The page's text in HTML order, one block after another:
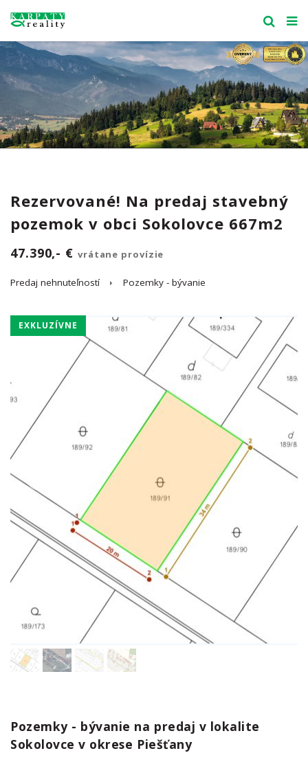
Rezervované! Na predaj stavebný
pozemok v obci Sokolovce 667m2
47.390,- € vrátane provízie
Predaj nehnuteľností Pozemky - bývanie
EXKLUZÍVNE
Pozemky - bývanie na predaj v lokalite
Sokolovce v okrese Piešťany